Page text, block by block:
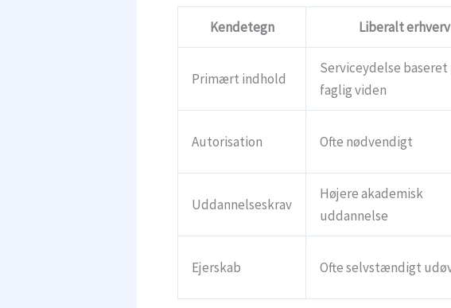
Kendetegn Liberalt erhverv
Primært indhold
Serviceydelse baseret
faglig viden
Autorisation Ofte nødvendigt
Uddannelseskrav
Højere akademisk
uddannelse
Ejerskab Ofte selvstændigt